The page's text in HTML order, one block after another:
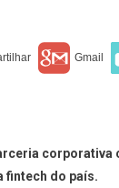
do país.